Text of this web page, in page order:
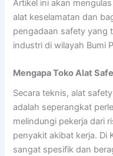
Artikel ini akan
alat keselamatan dan
pengadaan safety yang
industri di wilayah Bumi
Mengapa Toko Alat
Secara teknis, alat
adalah seperangkat
melindungi pekerja dari
penyakit akibat kerja. Di
sangat spesifik dan